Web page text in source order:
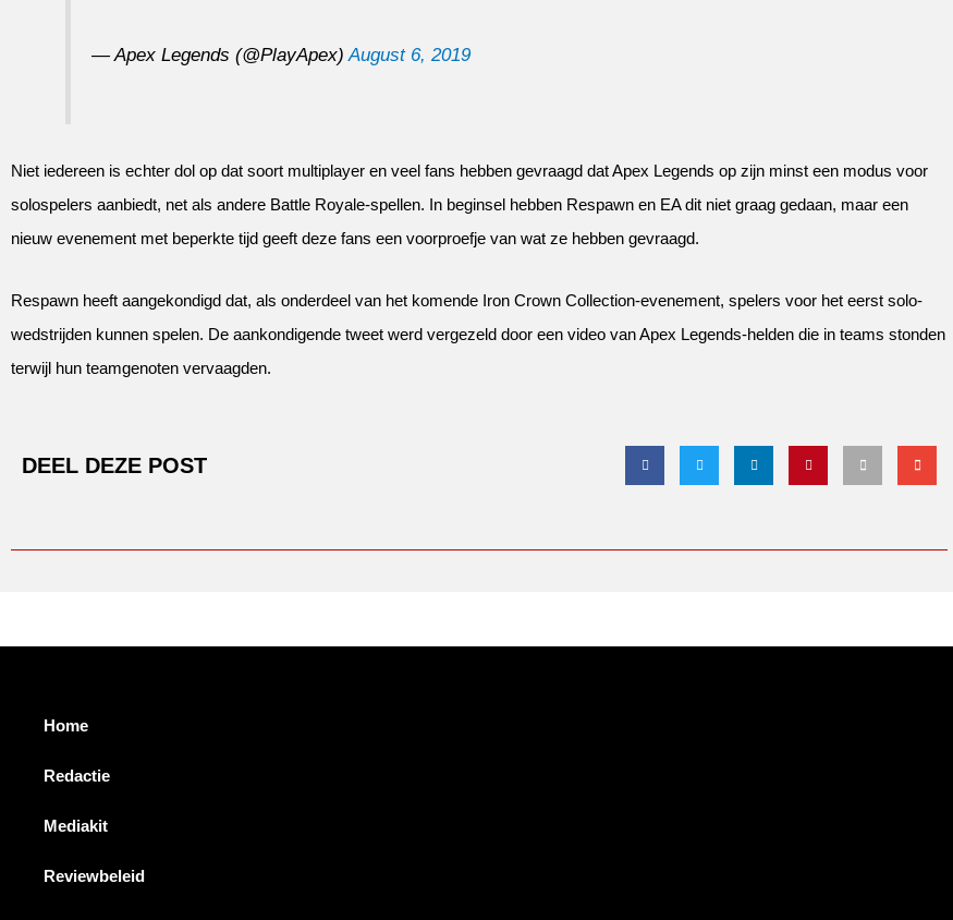
— Apex Legends (@PlayApex)August 6, 2019
Niet iedereen is echter dol op dat soort multiplayer en veel fans hebben gevraagd dat Apex Legends op zijn minst een modus voor
solospelers aanbiedt, net als andere Battle Royale-spellen. In beginsel hebben Respawn en EA dit niet graag gedaan, maar een
nieuw evenement met beperkte tijd geeft deze fans een voorproefje van wat ze hebben gevraagd.
Respawn heeft aangekondigd dat, als onderdeel van het komende Iron Crown Collection-evenement, spelers voor het eerst solo-
wedstrijden kunnen spelen. De aankondigende tweet werd vergezeld door een video van Apex Legends-helden die in teams stonden
terwijl hun teamgenoten vervaagden.
DEEL DEZE POST
Home
Redactie
Mediakit
Reviewbeleid